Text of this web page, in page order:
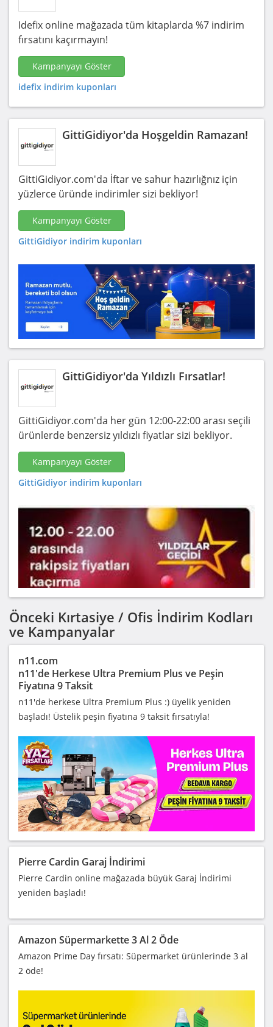
Idefix online mağazada tüm kitaplarda %7 indirim
fırsatını kaçırmayın!
Kampanyayı Göster
idefix indirim kuponları
GittiGidiyor'da Hoşgeldin Ramazan!
GittiGidiyor.com'da İftar ve sahur hazırlığnız için
yüzlerce üründe indirimler sizi bekliyor!
Kampanyayı Göster
GittiGidiyor indirim kuponları
GittiGidiyor'da Yıldızlı Fırsatlar!
GittiGidiyor.com'da her gün 12:00-22:00 arası seçili
ürünlerde benzersiz yıldızlı fiyatlar sizi bekliyor.
Kampanyayı Göster
GittiGidiyor indirim kuponları
Önceki Kırtasiye / Ofis İndirim Kodları
ve Kampanyalar
n11.com
n11'de Herkese Ultra Premium Plus ve Peşin
Fiyatına 9 Taksit
n11'de herkese Ultra Premium Plus :) üyelik yeniden
başladı! Üstelik peşin fiyatına 9 taksit fırsatıyla!
Pierre Cardin Garaj İndirimi
Pierre Cardin online mağazada büyük Garaj İndirimi
yeniden başladı!
Amazon Süpermarkette 3 Al 2 Öde
Amazon Prime Day fırsatı: Süpermarket ürünlerinde 3 al
2 öde!